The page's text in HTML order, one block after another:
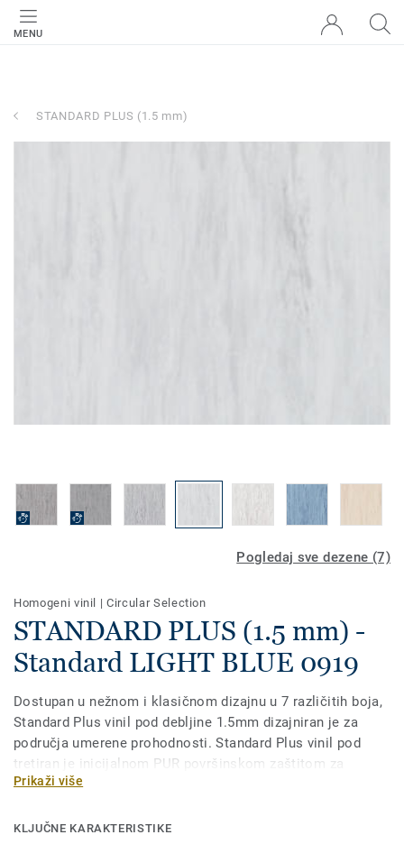
MENU
STANDARD PLUS (1.5 mm)
Pogledaj sve dezene (7)
Homogeni vinil |Circular Selection
STANDARD PLUS (1.5 mm) -
Standard LIGHT BLUE 0919
Dostupan u nežnom i klasičnom dizajnu u 7 različitih boja,
Standard Plus vinil pod debljine 1.5mm dizajniran je za
područja umerene prohodnosti. Standard Plus vinil pod
tretiran je inicijalnom PUR površinskom zaštitom za
dodatnu otpornost i lako održavanje. Idealan izbor za
obrazovne ustanove i zajedničke stambene objekte.
Prikaži više
KLJUČNE KARAKTERISTIKE